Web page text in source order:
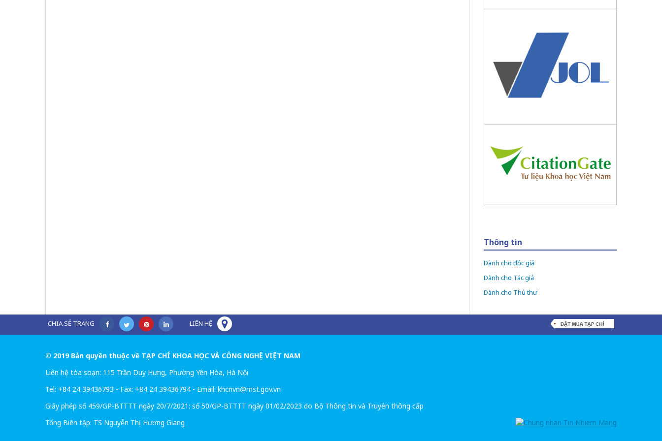
Thông tin
Dành cho độc giả
Dành cho Tác giả
Dành cho Thủ thư
CHIA SẺ TRANG LIÊN HỆ
© 2019 Bản quyền thuộc về TẠP CHÍ KHOA HỌC VÀ CÔNG NGHỆ VIỆT NAM
Liên hệ tòa soạn: 115 Trần Duy Hưng, Phường Yên Hòa, Hà Nội
Tel: +84 24 39436793 - Fax: +84 24 39436794 - Email: khcnvn@mst.gov.vn
Giấy phép số 459/GP-BTTTT ngày 20/7/2021; số 50/GP-BTTTT ngày 01/02/2023 do Bộ Thông tin và Truyền thông cấp
Tổng Biên tập: TS Nguyễn Thị Hương Giang